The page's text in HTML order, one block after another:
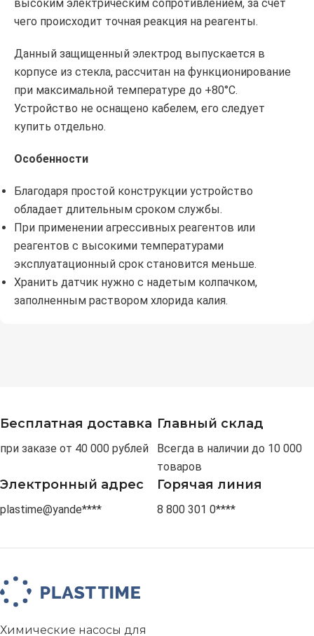
высоким электрическим сопротивлением, за счет
чего происходит точная реакция на реагенты.
Данный защищенный электрод выпускается в
корпусе из стекла, рассчитан на функционирование
при максимальной температуре до +80°C.
Устройство не оснащено кабелем, его следует
купить отдельно.
Особенности
Благодаря простой конструкции устройство
обладает длительным сроком службы.
При применении агрессивных реагентов или
реагентов с высокими температурами
эксплуатационный срок становится меньше.
Хранить датчик нужно с надетым колпачком,
заполненным раствором хлорида калия.
Бесплатная доставка
при заказе от 40 000 рублей
Главный склад
Всегда в наличии до 10 000
товаров
Электронный адрес
plastime@yande****
Горячая линия
8 800 301 0****
Химические насосы для